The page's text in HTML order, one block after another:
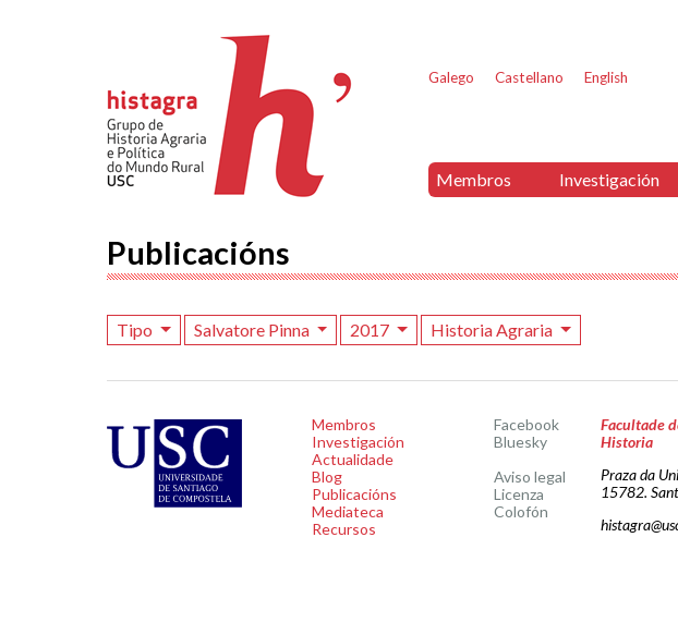
Galego Castellano English
Membros Investigación
Publicacións
Tipo Salvatore Pinna 2017 Historia Agraria
Membros
Investigación
Actualidade
Blog
Publicacións
Mediateca
Recursos
Facebook
Bluesky
Aviso legal
Licenza
Colofón
Facultade
Historia
Praza da
15782.